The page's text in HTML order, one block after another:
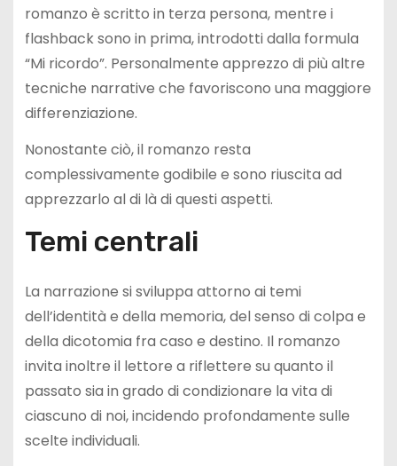
romanzo è scritto in terza persona, mentre i
flashback sono in prima, introdotti dalla formula
“Mi ricordo”. Personalmente apprezzo di più altre
tecniche narrative che favoriscono una maggiore
differenziazione.
Nonostante ciò, il romanzo resta
complessivamente godibile e sono riuscita ad
apprezzarlo al di là di questi aspetti.
Temi centrali
La narrazione si sviluppa attorno ai temi
dell’identità e della memoria, del senso di colpa e
della dicotomia fra caso e destino. Il romanzo
invita inoltre il lettore a riflettere su quanto il
passato sia in grado di condizionare la vita di
ciascuno di noi, incidendo profondamente sulle
scelte individuali.